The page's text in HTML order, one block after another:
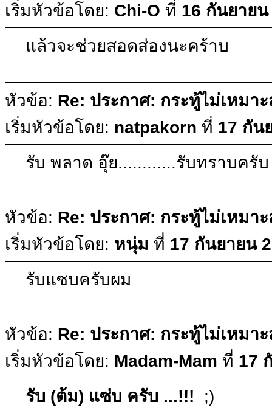
เริ่มหัวข้อโดย: Chi-O ที่ 16 กันยายน
แล้วจะช่วยสอดส่องนะคร้าบ
หัวข้อ: Re: ประกาศ: กระทู้ไม่เหมา
เริ่มหัวข้อโดย: natpakorn ที่ 17 กัน
รับ พลาด อุ๊ย............รับทราบครับ
หัวข้อ: Re: ประกาศ: กระทู้ไม่เหมา
เริ่มหัวข้อโดย: หนุ่ม ที่ 17 กันยายน
รับแซบครับผม
หัวข้อ: Re: ประกาศ: กระทู้ไม่เหมา
เริ่มหัวข้อโดย: Madam-Mam ที่ 17
รับ (ต้ม) แซ่บ ครับ ...!!! ;)